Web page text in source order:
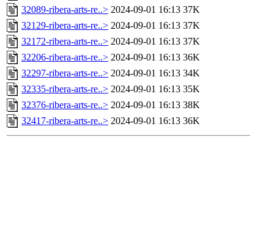
32089-ribera-arts-re..> 2024-09-01 16:13 37K
32129-ribera-arts-re..> 2024-09-01 16:13 37K
32172-ribera-arts-re..> 2024-09-01 16:13 37K
32206-ribera-arts-re..> 2024-09-01 16:13 36K
32297-ribera-arts-re..> 2024-09-01 16:13 34K
32335-ribera-arts-re..> 2024-09-01 16:13 35K
32376-ribera-arts-re..> 2024-09-01 16:13 38K
32417-ribera-arts-re..> 2024-09-01 16:13 36K